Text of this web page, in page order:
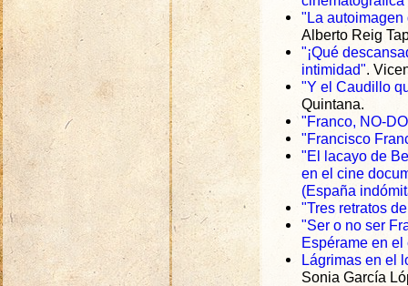
"La autoimagen
Alberto Reig
"¡Qué
intimidad".
"Y el Caudillo
Quintana.
"Franco, NO-
"Francisco
"El lacayo de
en el cine
(España
"Tres retratos
"Ser o no ser
Espérame en el
Lágrimas en el
Sonia García